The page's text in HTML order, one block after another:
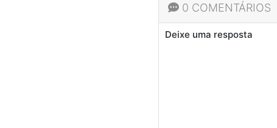
0 COMENTÁRIOS
Deixe uma resposta